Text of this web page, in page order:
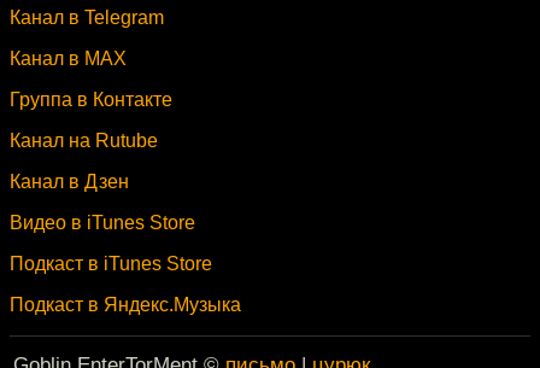
Канал в Telegram
Канал в MAX
Группа в Контакте
Канал на Rutube
Канал в Дзен
Видео в iTunes Store
Подкаст в iTunes Store
Подкаст в Яндекс.Музыка